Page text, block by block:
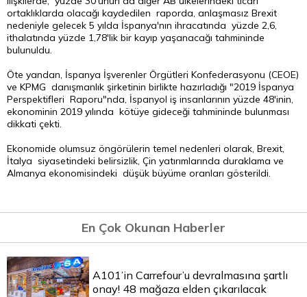
ortaklıklarda olacağı kaydedilen raporda, anlaşmasız Brexit
nedeniyle gelecek 5 yılda İspanya'nın ihracatında yüzde 2,6,
ithalatında yüzde 1,78'lik bir kayıp yaşanacağı tahmininde
bulunuldu.
Öte yandan, İspanya İşverenler Örgütleri Konfederasyonu (CEOE)
ve KPMG danışmanlık şirketinin birlikte hazırladığı "2019 İspanya
Perspektifleri Raporu"nda, İspanyol iş insanlarının yüzde 48'inin,
ekonominin 2019 yılında kötüye gideceği tahmininde bulunması
dikkati çekti.
Ekonomide olumsuz öngörülerin temel nedenleri olarak, Brexit,
İtalya siyasetindeki belirsizlik, Çin yatırımlarında duraklama ve
Almanya ekonomisindeki düşük büyüme oranları gösterildi.
En Çok Okunan Haberler
A101’in Carrefour’u devralmasına şartlı
onay! 48 mağaza elden çıkarılacak